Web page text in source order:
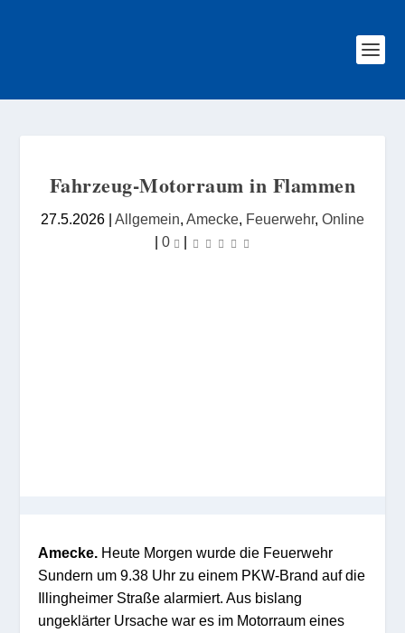
Fahrzeug-Motorraum in Flammen
27.5.2026 | Allgemein, Amecke, Feuerwehr, Online
| 0 |
Amecke. Heute Morgen wurde die Feuerwehr
Sundern um 9.38 Uhr zu einem PKW-Brand auf die
Illingheimer Straße alarmiert. Aus bislang
ungeklärter Ursache war es im Motorraum eines